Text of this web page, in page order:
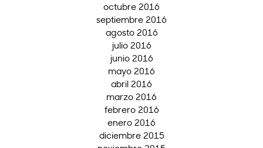
octubre 2016
septiembre 2016
agosto 2016
julio 2016
junio 2016
mayo 2016
abril 2016
marzo 2016
febrero 2016
enero 2016
diciembre 2015